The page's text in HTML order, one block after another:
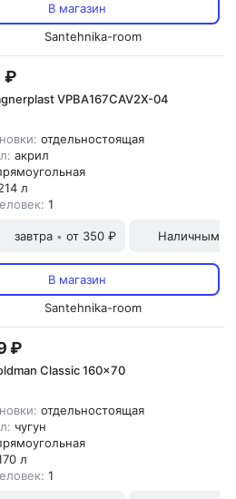
В магазин
Santehnika-room
₽
VPBA167CAV2X-04
отдельностоящая
акрил
л
1
завтра • от 350 ₽ Наличными
В магазин
Santehnika-room
₽
Classic 160x70
отдельностоящая
чугун
л
1